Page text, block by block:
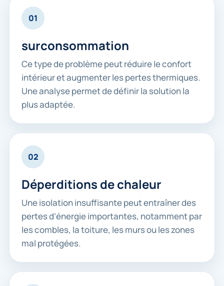
01
surconsommation
Ce type de problème peut réduire le confort
intérieur et augmenter les pertes thermiques.
Une analyse permet de définir la solution la
plus adaptée.
02
Déperditions de chaleur
Une isolation insuffisante peut entraîner des
pertes d’énergie importantes, notamment par
les combles, la toiture, les murs ou les zones
mal protégées.